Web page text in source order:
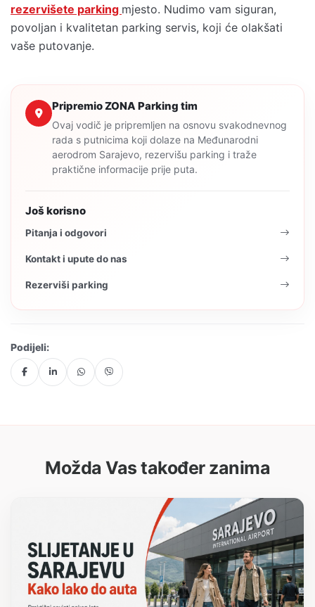
rezervišete parking mjesto. Nudimo vam siguran,
povoljan i kvalitetan parking servis, koji će olakšati
vaše putovanje.
Pripremio ZONA Parking tim
Ovaj vodič je pripremljen na osnovu svakodnevnog
rada s putnicima koji dolaze na Međunarodni
aerodrom Sarajevo, rezervišu parking i traže
praktične informacije prije puta.
Još korisno
Pitanja i odgovori
Kontakt i upute do nas
Rezerviši parking
Podijeli:
Možda Vas također zanima